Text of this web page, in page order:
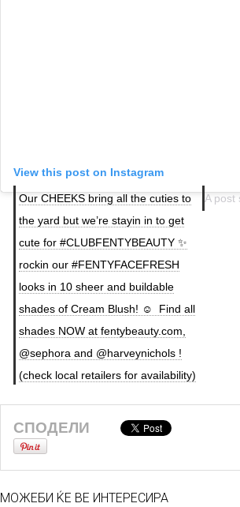
View this post on Instagram
Our CHEEKS bring all the cuties to
the yard but we’re stayin in to get
cute for #CLUBFENTYBEAUTY ✨
rockin our #FENTYFACEFRESH
looks in 10 sheer and buildable
shades of Cream Blush!⁣ ☺️ ⁣ Find all
shades NOW at fentybeauty.com,
@sephora and @harveynichols !
(check local retailers for availability)
A post
СПОДЕЛИ
МОЖЕБИ ЌЕ ВЕ ИНТЕРЕСИРА